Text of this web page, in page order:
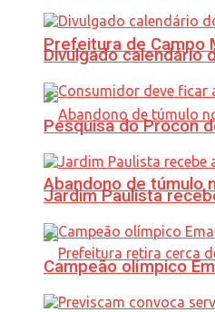
Prefeitura de Campo
Abandono de túmulo
Divulgado calendário
Pesquisa do Procon
Jardim Paulista
Campeão olímpico